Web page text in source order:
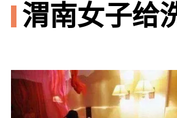
渭南女子给